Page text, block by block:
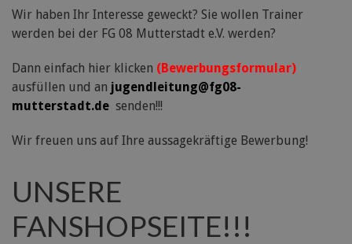
Wir haben Ihr Interesse geweckt? Sie wollen Trainer
werden bei der FG 08 Mutterstadt e.V. werden?
Dann einfach hier klicken (Bewerbungsformular)
ausfüllen und an jugendleitung@fg08-
mutterstadt.de senden!!!
Wir freuen uns auf Ihre aussagekräftige Bewerbung!
UNSERE
FANSHOPSEITE!!!